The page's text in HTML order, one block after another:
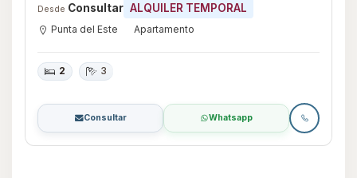
Desde Consultar ALQUILER TEMPORAL
Punta del Este Apartamento
2 3
Consultar Whatsapp